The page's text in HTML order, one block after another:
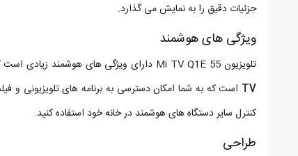
جزئیات دقیق را به نمایش می گذارد.
ویژگی های هوشمند
تلویزیون Mi TV Q1E 55 دارای ویژگی های هوشمند زیادی است که استفاده از آن را آسان و لذت بخش می کند. این تلویزیون دارای سیستم عامل
TV است که به شما امکان دسترسی به برنامه های تلویزیونی و
کنترل سایر دستگاه های هوشمند در خانه خود استفاده کنید.
طراحی